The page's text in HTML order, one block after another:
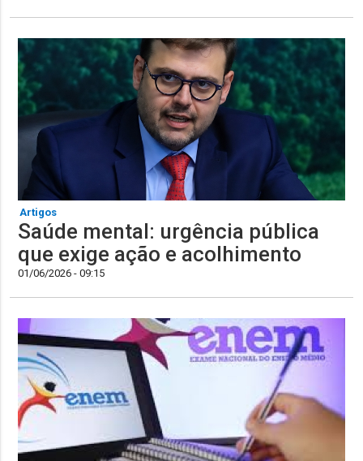
Artigos
Saúde mental: urgência pública
que exige ação e acolhimento
01/06/2026 - 09:15